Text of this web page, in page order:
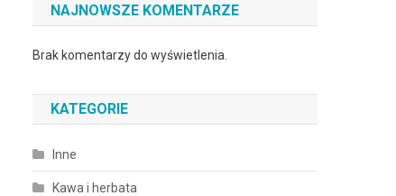
NAJNOWSZE KOMENTARZE
Brak komentarzy do wyświetlenia.
KATEGORIE
Inne
Kawa i herbata